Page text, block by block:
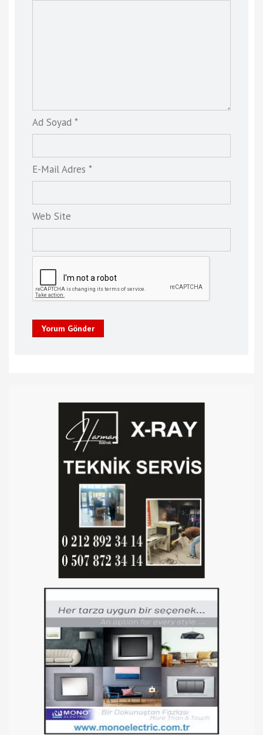
Ad Soyad *
E-Mail Adres *
Web Site
Yorum Gönder